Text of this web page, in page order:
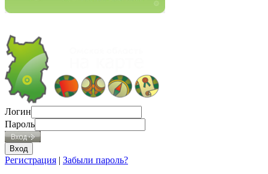
Логин
Пароль
Регистрация | Забыли пароль?